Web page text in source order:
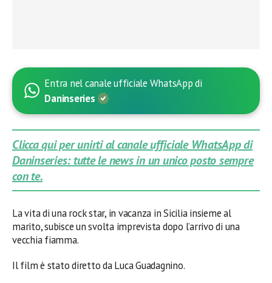
Entra nel canale ufficiale WhatsApp di
Daninseries
Clicca qui per unirti al canale ufficiale WhatsApp di
Daninseries: tutte le news in un unico posto sempre
con te.
La vita di una rock star, in vacanza in Sicilia insieme al
marito, subisce un svolta imprevista dopo l’arrivo di una
vecchia fiamma.
Il film è stato diretto da Luca Guadagnino.